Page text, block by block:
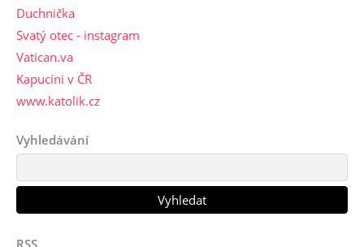
Duchnička
Svatý otec - instagram
Vatican.va
Kapucíni v ČR
www.katolik.cz
Vyhledávání
RSS